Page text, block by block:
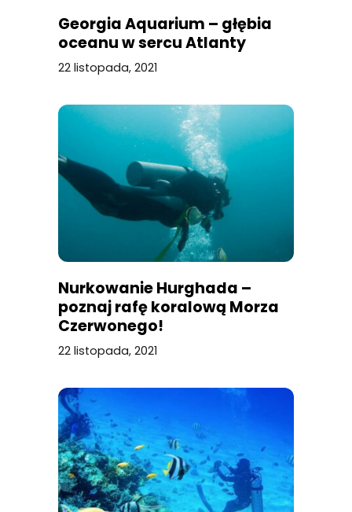
Georgia Aquarium – głębia
oceanu w sercu Atlanty
22 listopada, 2021
Nurkowanie Hurghada –
poznaj rafę koralową Morza
Czerwonego!
22 listopada, 2021